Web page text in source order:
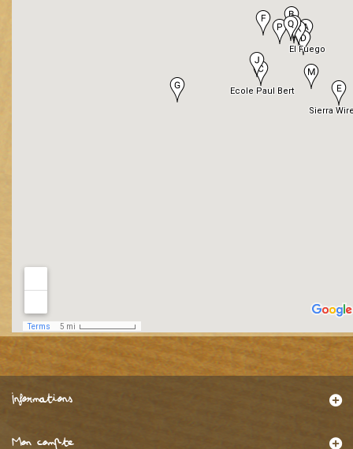
Informations
Mon compte